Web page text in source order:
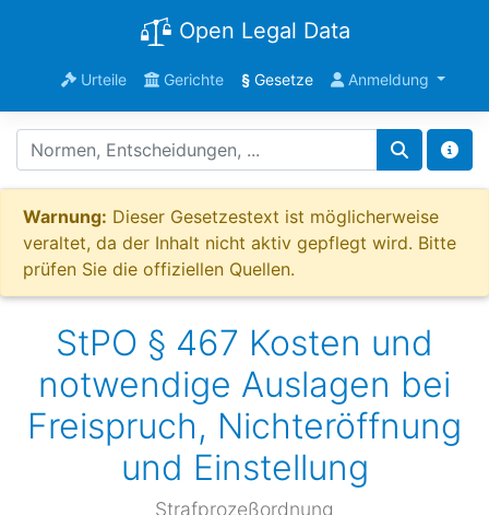
Open Legal Data
Urteile Gerichte §Gesetze Anmeldung
Warnung: Dieser Gesetzestext ist möglicherweise
veraltet, da der Inhalt nicht aktiv gepflegt wird. Bitte
prüfen Sie die offiziellen Quellen.
StPO § 467 Kosten und
notwendige Auslagen bei
Freispruch, Nichteröffnung
und Einstellung
Strafprozeßordnung